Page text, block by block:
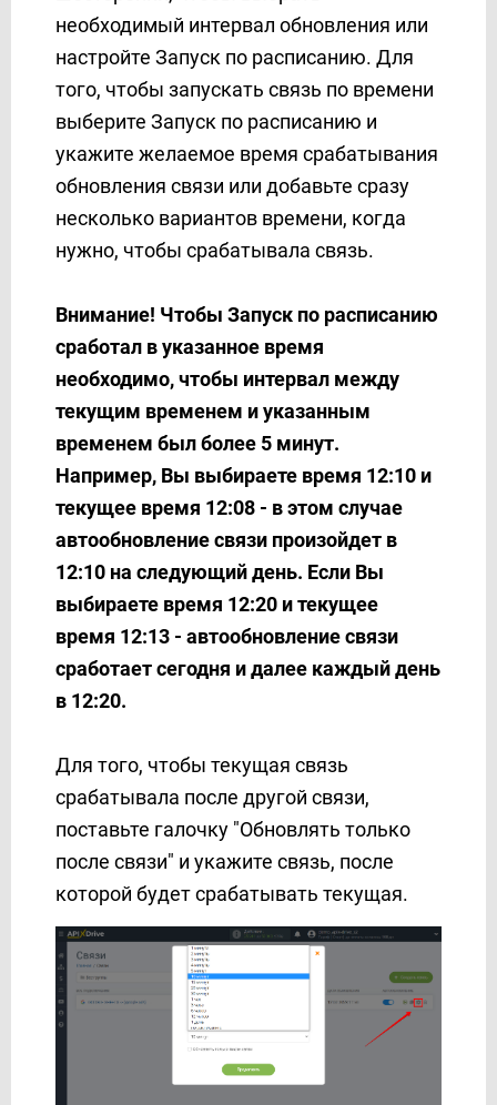
необходимый интервал обновления или
настройте Запуск по расписанию. Для
того, чтобы запускать связь по времени
выберите Запуск по расписанию и
укажите желаемое время срабатывания
обновления связи или добавьте сразу
несколько вариантов времени, когда
нужно, чтобы срабатывала связь.
Внимание! Чтобы Запуск по расписанию
сработал в указанное время
необходимо, чтобы интервал между
текущим временем и указанным
временем был более 5 минут.
Например, Вы выбираете время 12:10 и
текущее время 12:08 - в этом случае
автообновление связи произойдет в
12:10 на следующий день. Если Вы
выбираете время 12:20 и текущее
время 12:13 - автообновление связи
сработает сегодня и далее каждый день
в 12:20.
Для того, чтобы текущая связь
срабатывала после другой связи,
поставьте галочку "Обновлять только
после связи" и укажите связь, после
которой будет срабатывать текущая.